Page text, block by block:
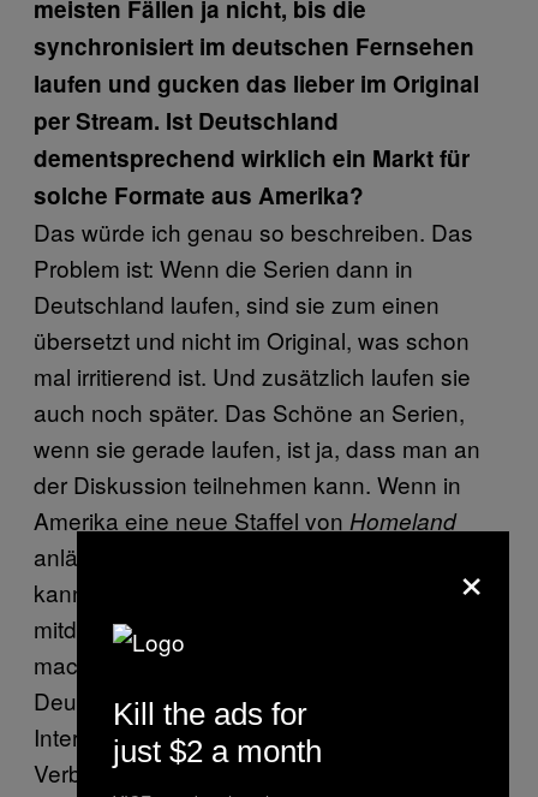
meisten Fällen ja nicht, bis die
synchronisiert im deutschen Fernsehen
laufen und gucken das lieber im Original
per Stream. Ist Deutschland
dementsprechend wirklich ein Markt für
solche Formate aus Amerika?
Das würde ich genau so beschreiben. Das
Problem ist: Wenn die Serien dann in
Deutschland laufen, sind sie zum einen
übersetzt und nicht im Original, was schon
mal irritierend ist. Und zusätzlich laufen sie
auch noch später. Das Schöne an Serien,
wenn sie gerade laufen, ist ja, dass man an
der Diskussion teilnehmen kann. Wenn in
Amerika eine neue Staffel von Homeland
anläuft, fiebert das ganze Land mit. Man
kann im Internet Kritiken lesen und
mitdiskutieren. Das kann ich natürlich nicht
machen, wenn es erst drei Jahre später in
Deutschland läuft. Wenn viele Leute es im
Internet schauen, trägt das aber trotzdem zur
Verbreitung der Serie bei, auch wenn das
×
Kill the ads for
just $2 a month